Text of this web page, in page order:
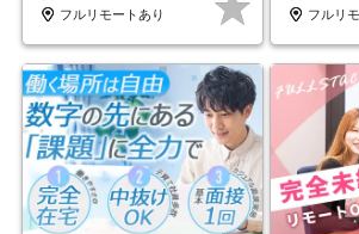
フルリモートあり
フルリ